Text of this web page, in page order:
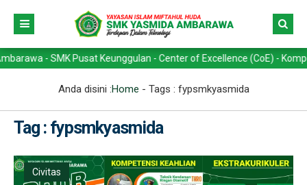
- SMK Pusat Keunggulan - Center of Excellence (CoE) -
Anda disini :Home - Tags : fypsmkyasmida
Tag : fypsmkyasmida
Civitas